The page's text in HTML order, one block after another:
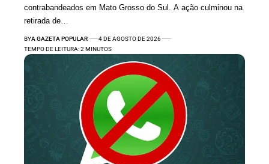
contrabandeados em Mato Grosso do Sul. A ação culminou na
retirada de…
BYA GAZETA POPULAR
4 DE AGOSTO DE 2026
TEMPO DE LEITURA: 2 MINUTOS